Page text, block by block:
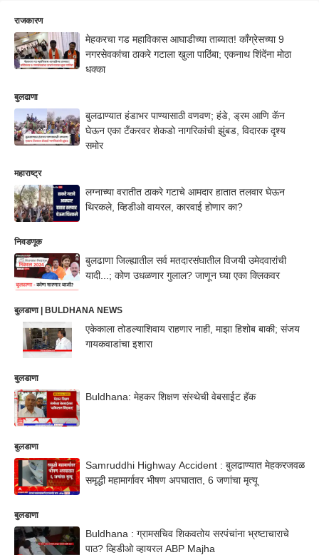
राजकारण
मेहकरचा गड महाविकास आघाडीच्या ताब्यात! काँग्रेसच्या 9
नगरसेवकांचा ठाकरे गटाला खुला पाठिंबा; एकनाथ शिंदेंना मोठा
धक्का
बुलढाणा
बुलढाण्यात हंडाभर पाण्यासाठी वणवण; हंडे, ड्रम आणि कॅन
घेऊन एका टँकरवर शेकडो नागरिकांची झुंबड, विदारक दृश्य
समोर
महाराष्ट्र
लग्नाच्या वरातीत ठाकरे गटाचे आमदार हातात तलवार घेऊन
थिरकले, व्हिडीओ वायरल, कारवाई होणार का?
निवडणूक
बुलढाणा जिल्ह्यातील सर्व मतदारसंघातील विजयी उमेदवारांची
यादी...; कोण उधळणार गुलाल? जाणून घ्या एका क्लिकवर
बुलडाणा | BULDHANA NEWS
एकेकाला तोडल्याशिवाय राहणार नाही, माझा हिशोब बाकी; संजय
गायकवाडांचा इशारा
बुलडाणा
Buldhana: मेहकर शिक्षण संस्थेची वेबसाई़ट हॅक
बुलडाणा
Samruddhi Highway Accident : बुलढाण्यात मेहकरजवळ
समृद्धी महामार्गावर भीषण अपघातात, 6 जणांचा मृत्यू
बुलडाणा
Buldhana : ग्रामसचिव शिकवतोय सरपंचांना भ्रष्टाचाराचे
पाठ? व्हिडीओ व्हायरल ABP Majha